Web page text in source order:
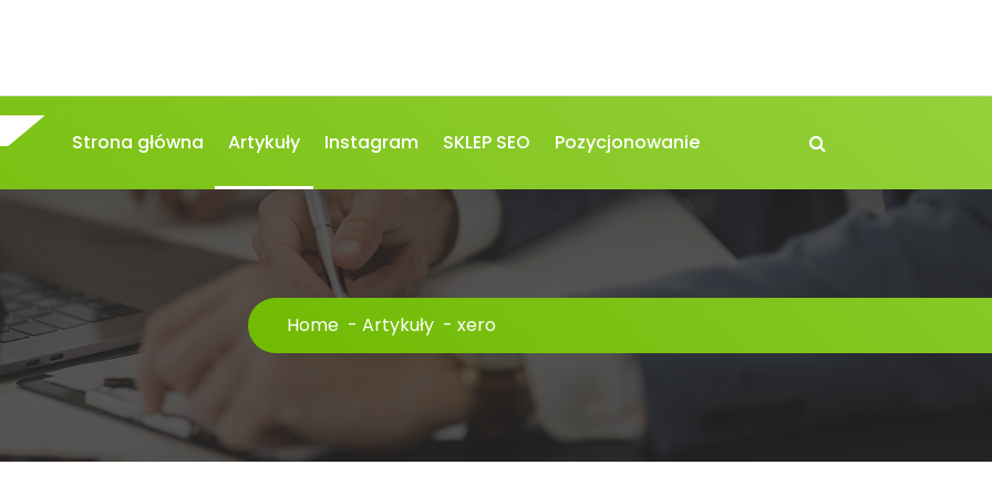
Strona główna Artykuły Instagram SKLEP SEO Pozycjonowanie
Home - Artykuły - xero